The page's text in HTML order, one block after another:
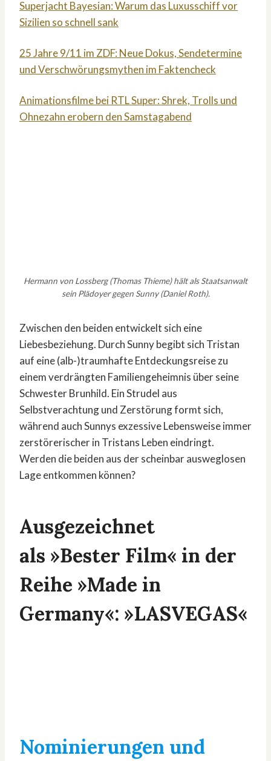
Superjacht Bayesian: Warum das Luxusschiff vor
Sizilien so schnell sank
25 Jahre 9/11 im ZDF: Neue Dokus, Sendetermine
und Verschwörungsmythen im Faktencheck
Animationsfilme bei RTL Super: Shrek, Trolls und
Ohnezahn erobern den Samstagabend
Hermann von Lossberg (Thomas Thieme) hält als Staatsanwalt
sein Plädoyer gegen Sunny (Daniel Roth).
Zwischen den beiden entwickelt sich eine
Liebesbeziehung. Durch Sunny begibt sich Tristan
auf eine (alb-)traumhafte Entdeckungsreise zu
einem verdrängten Familiengeheimnis über seine
Schwester Brunhild. Ein Strudel aus
Selbstverachtung und Zerstörung formt sich,
während auch Sunnys exzessive Lebensweise immer
zerstörerischer in Tristans Leben eindringt.
Werden die beiden aus der scheinbar ausweglosen
Lage entkommen können?
Ausgezeichnet
als »Bester Film« in der
Reihe »Made in
Germany«: »LASVEGAS«
Nominierungen und